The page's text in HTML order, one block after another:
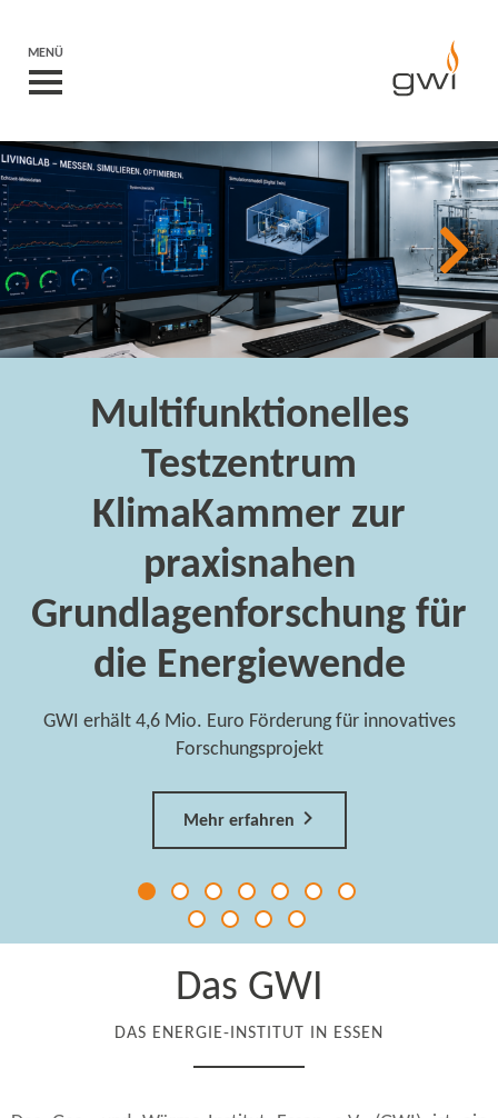
MENÜ
Neue Wege zur
klimaneutralen
Innovative Technologien können die
Treibhausgasemissionen energieintensiver
deutlich reduzieren.
Mehr erfahren
Das GWI
DAS ENERGIE-​INSTITUT IN ESSEN